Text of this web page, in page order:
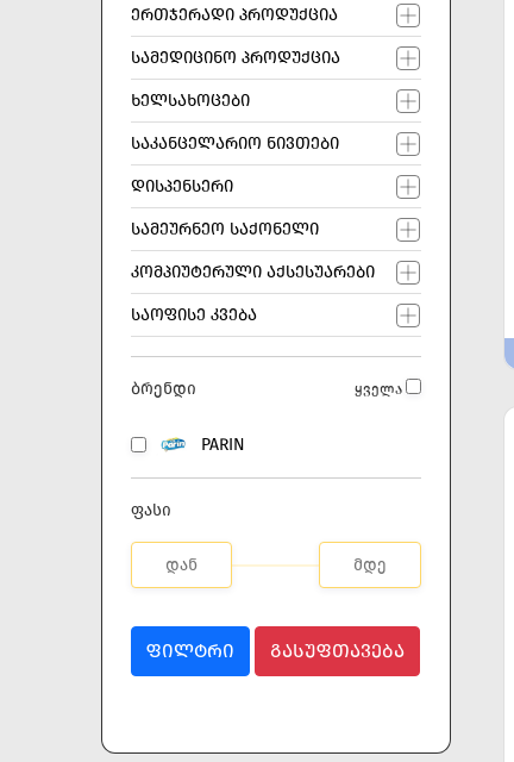
ᲔᲠᲗᲯᲔᲠᲐᲓᲘ ᲞᲠᲝᲓᲣᲥᲪᲘᲐ
ᲡᲐᲛᲔᲓᲘᲪᲘᲜᲝ ᲞᲠᲝᲓᲣᲥᲪᲘᲐ
ᲮᲔᲚᲡᲐᲮᲝᲪᲔᲑᲘ
ᲡᲐᲙᲐᲜᲪᲔᲚᲐᲠᲘᲝ ᲜᲘᲕᲗᲔᲑᲘ
ᲓᲘᲡᲞᲔᲜᲡᲔᲠᲘ
ᲡᲐᲛᲔᲣᲠᲜᲔᲝ ᲡᲐᲥᲝᲜᲔᲚᲘ
ᲙᲝᲛᲞᲘᲣᲢᲔᲠᲣᲚᲘ ᲐᲥᲡᲔᲡᲣᲐᲠᲔᲑᲘ
ᲡᲐᲝᲤᲘᲡᲔ ᲙᲕᲔᲑᲐ
ბრენდი ყველა
PARIN
ფასი
ᲤᲘᲚᲢᲠᲘ ᲒᲐᲡᲣᲤᲗᲐᲕᲔᲑᲐ